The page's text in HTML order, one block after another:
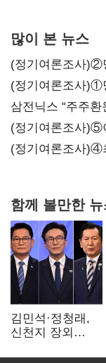
많이 본 뉴스
(정기여론조사)②
(정기여론조사)①
지지도 '50% 아
삼전닉스 “주주
보내
(정기여론조사)⑤
만에 다시 40%대
(정기여론조사)④
함께 볼만한
김민석·정청래,
신천지 장외